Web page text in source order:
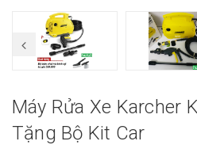
Máy Rửa Xe Karcher
Tặng Bộ Kit Car